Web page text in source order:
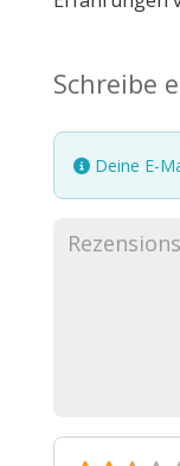
Schreibe
Deine E-